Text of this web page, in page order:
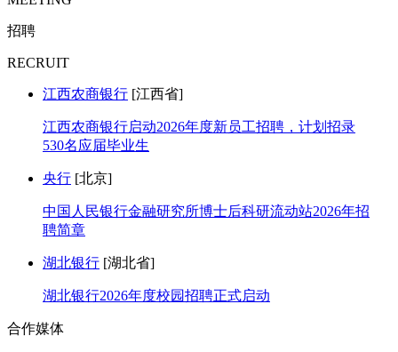
招聘
RECRUIT
江西农商银行 [江西省]
江西农商银行启动2026年度新员工招聘，计划招录
530名应届毕业生
央行 [北京]
中国人民银行金融研究所博士后科研流动站2026年招
聘简章
湖北银行 [湖北省]
湖北银行2026年度校园招聘正式启动
合作媒体